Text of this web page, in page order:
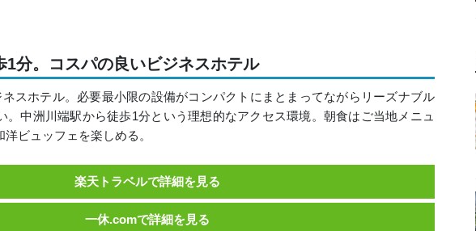
1分。コスパの良いビジネスホテル
スホテル。必要最小限の設備がコンパクトにまとまってながらリーズナブル
。中洲川端駅から徒歩1分という理想的なアクセス環境。朝食はご当地メニュ
ビュッフェを楽しめる。
楽天トラベルで詳細を見る
一休.comで詳細を見る